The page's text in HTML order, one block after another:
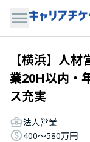
【横浜】人
業20H以内・
ス充実
法人営業
400〜580万円